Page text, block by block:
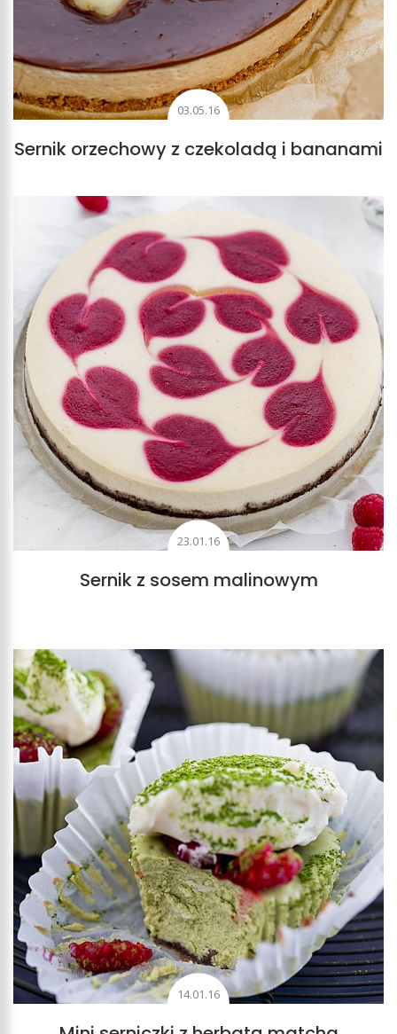
03.05.16
Sernik orzechowy z czekoladą i bananami
23.01.16
Sernik z sosem malinowym
14.01.16